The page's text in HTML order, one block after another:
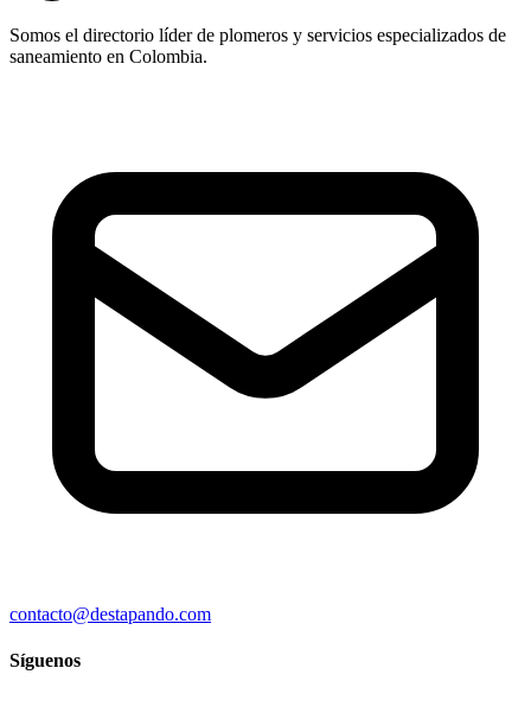
Somos el directorio líder de plomeros y servicios especializados de
saneamiento en Colombia.
contacto@destapando.com
Síguenos